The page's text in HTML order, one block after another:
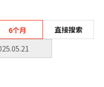
6个月 直接搜索